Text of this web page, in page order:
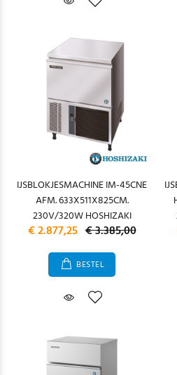
IJSBLOKJESMACHINE IM-45CNE
AFM. 633X511X825CM.
230V/320W HOSHIZAKI
€ 2.877,25 € 3.385,00
BESTEL